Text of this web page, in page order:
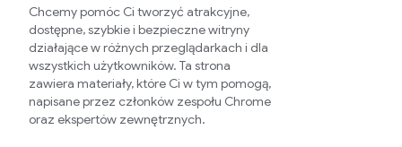
Chcemy pomóc Ci tworzyć atrakcyjne,
dostępne, szybkie i bezpieczne witryny
działające w różnych przeglądarkach i dla
wszystkich użytkowników. Ta strona
zawiera materiały, które Ci w tym pomogą,
napisane przez członków zespołu Chrome
oraz ekspertów zewnętrznych.